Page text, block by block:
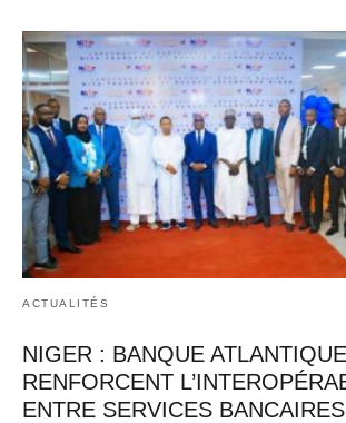
ACTUALITÉS
NIGER : BANQUE
RENFORCENT
ENTRE SERVICES